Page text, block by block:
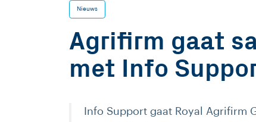
Nieuws
Agrifirm gaat
met Info
Info Support gaat Royal Agrifirm